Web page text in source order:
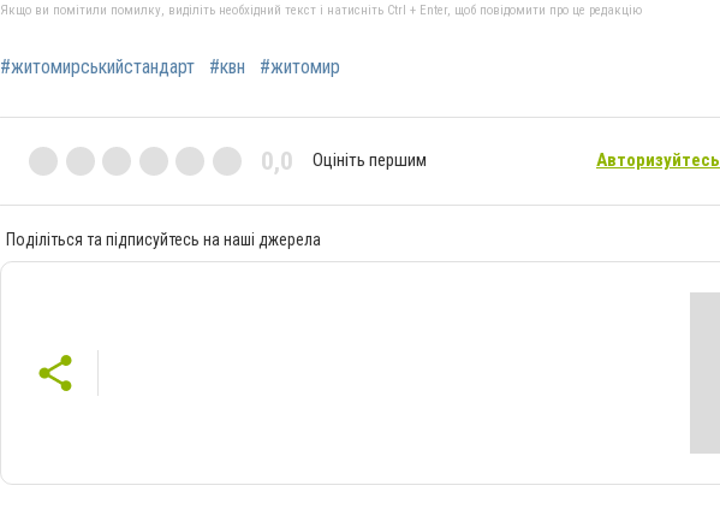
Якщо ви помітили помилку, виділіть необхідний текст і натисніть Ctrl + Enter, щоб повідомити про це редакцію
#житомирськийстандарт #квн #житомир
0,0 Оцініть першим Авторизуйтесь
Поділіться та підписуйтесь на наші джерела